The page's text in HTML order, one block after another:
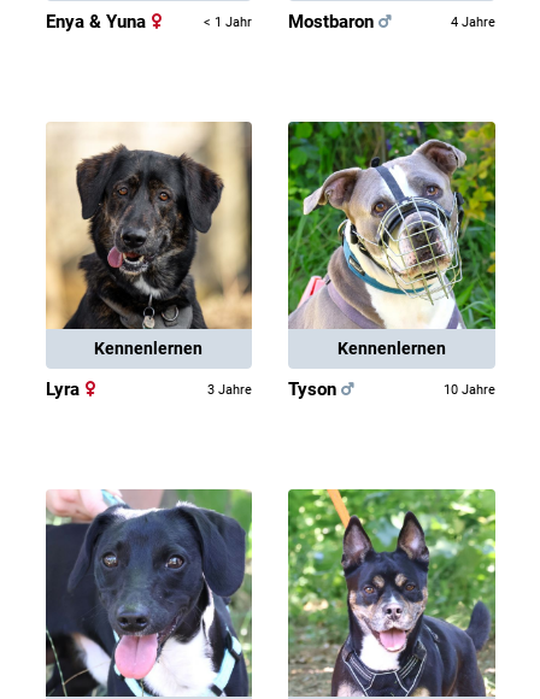
Enya & Yuna < 1 Jahr Mostbaron 4 Jahre
Kennenlernen
Lyra 3 Jahre
Kennenlernen
Tyson 10 Jahre